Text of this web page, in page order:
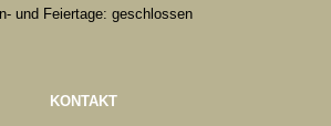
und Feiertage: geschlossen
KONTAKT